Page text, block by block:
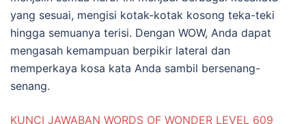
yang sesuai, mengisi kotak-kotak kosong teka-teki
hingga semuanya terisi. Dengan WOW, Anda dapat
mengasah kemampuan berpikir lateral dan
memperkaya kosa kata Anda sambil bersenang-
senang.
KUNCI JAWABAN WORDS OF WONDER LEVEL 609